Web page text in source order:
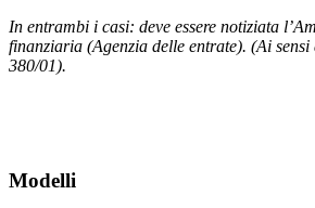
In entrambi i casi: deve essere notiziata
finanziaria (Agenzia delle entrate). (Ai sensi
380/01).
Modelli